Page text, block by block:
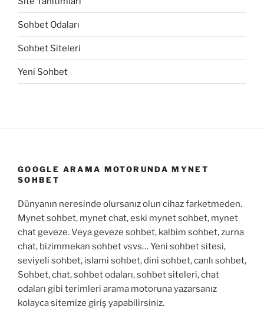
Sohbet Odaları
Sohbet Siteleri
Yeni Sohbet
GOOGLE ARAMA MOTORUNDA MYNET
SOHBET
Dünyanın neresinde olursanız olun cihaz farketmeden.
Mynet sohbet, mynet chat, eski mynet sohbet, mynet
chat geveze. Veya geveze sohbet, kalbim sohbet, zurna
chat, bizimmekan sohbet vsvs… Yeni sohbet sitesi,
seviyeli sohbet, islami sohbet, dini sohbet, canlı sohbet,
Sohbet, chat, sohbet odaları, sohbet siteleri, chat
odaları gibi terimleri arama motoruna yazarsanız
kolayca sitemize giriş yapabilirsiniz.